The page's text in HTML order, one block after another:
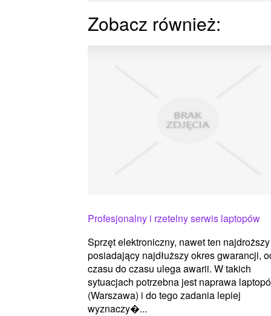
Zobacz również:
Profesjonalny i rzetelny serwis laptopów
Sprzęt elektroniczny, nawet ten
posiadający najdłuższy okres gwarancji,
czasu do czasu ulega awarii. W takich
sytuacjach potrzebna jest naprawa
(Warszawa) i do tego zadania lepiej
wyznaczy�...